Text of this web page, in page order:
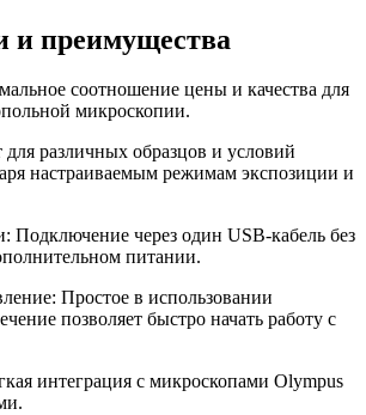
и преимущества
соотношение цены и качества для
микроскопии.
для различных образцов и условий
настраиваемым режимам экспозиции и
Подключение через один USB-кабель без
питании.
Простое в использовании
позволяет быстро начать работу с
интеграция с микроскопами Olympus